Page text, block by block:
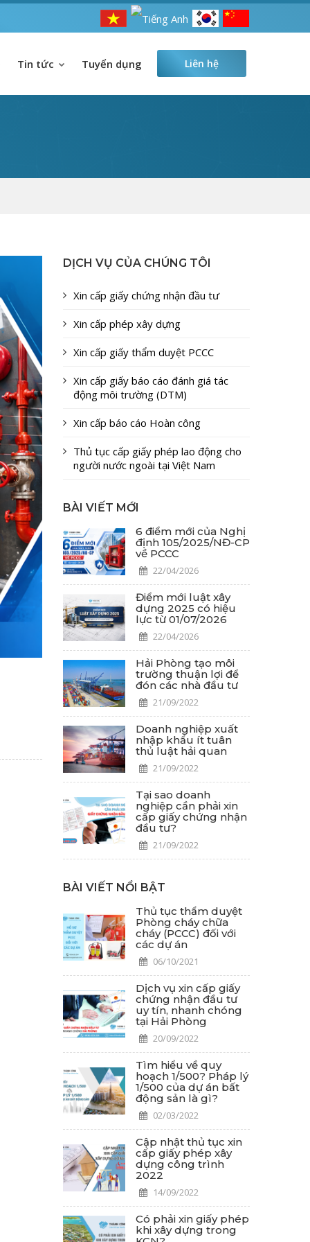
Liên hệ
Tin tức Tuyển dụng
DỊCH VỤ CỦA CHÚNG TÔI
Xin cấp giấy chứng nhận đầu tư
Xin cấp phép xây dựng
Xin cấp giấy thẩm duyệt PCCC
Xin cấp giấy báo cáo đánh giá tác
động môi trường (DTM)
Xin cấp báo cáo Hoàn công
Thủ tục cấp giấy phép lao động cho
người nước ngoài tại Việt Nam
BÀI VIẾT MỚI
6 điểm mới của Nghị
định 105/2025/NĐ-CP
về PCCC
22/04/2026
Điểm mới luật xây
dựng 2025 có hiệu
lực từ 01/07/2026
22/04/2026
Hải Phòng tạo môi
trường thuận lợi để
đón các nhà đầu tư
21/09/2022
Doanh nghiệp xuất
nhập khẩu ít tuân
thủ luật hải quan
21/09/2022
Tại sao doanh
nghiệp cần phải xin
cấp giấy chứng nhận
đầu tư?
21/09/2022
BÀI VIẾT NỔI BẬT
Thủ tục thẩm duyệt
Phòng cháy chữa
cháy (PCCC) đối với
các dự án
06/10/2021
Dịch vụ xin cấp giấy
chứng nhận đầu tư
uy tín, nhanh chóng
tại Hải Phòng
20/09/2022
Tìm hiểu về quy
hoạch 1/500? Pháp lý
1/500 của dự án bất
động sản là gì?
02/03/2022
Cập nhật thủ tục xin
cấp giấy phép xây
dựng công trình
2022
14/09/2022
Có phải xin giấy phép
khi xây dựng trong